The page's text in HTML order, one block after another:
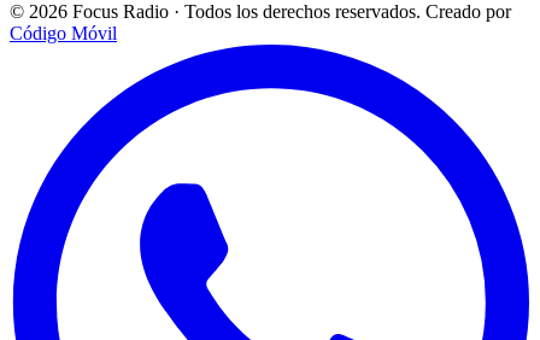
© 2026 Focus Radio · Todos los derechos reservados. Creado por
Código Móvil